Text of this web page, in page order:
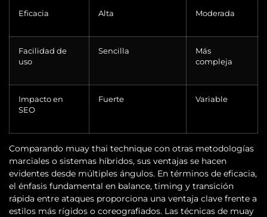
Eficacia Alta Moderada
Facilidad de
uso
Sencilla
Más
compleja
Impacto en
SEO
Fuerte Variable
Comparando muay thai technique con otras metodologías
marciales o sistemas híbridos, sus ventajas se hacen
evidentes desde múltiples ángulos. En términos de eficacia,
el énfasis fundamental en balance, timing y transición
rápida entre ataques proporciona una ventaja clave frente a
estilos más rígidos o coreografiados. Las técnicas de muay